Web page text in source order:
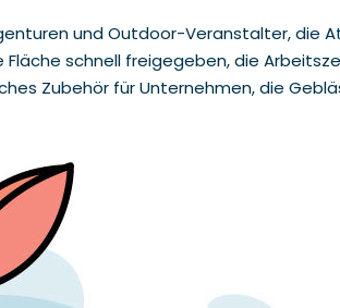
und Outdoor-Veranstalter, die
schnell freigegeben, die
Zubehör für Unternehmen, die